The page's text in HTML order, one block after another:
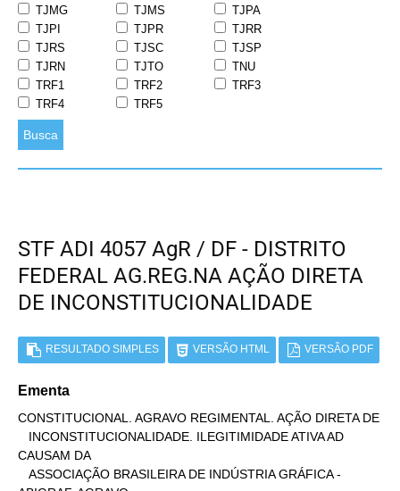
TJMG
TJMS
TJPA
TJPI
TJPR
TJRR
TJRS
TJSC
TJSP
TJRN
TJTO
TNU
TRF1
TRF2
TRF3
TRF4
TRF5
Busca
STF ADI 4057 AgR / DF - DISTRITO
FEDERAL AG.REG.NA AÇÃO DIRETA
DE INCONSTITUCIONALIDADE
RESULTADO SIMPLES VERSÃO HTML VERSÃO PDF
Ementa
CONSTITUCIONAL. AGRAVO REGIMENTAL. AÇÃO DIRETA DE
CAUSAM DA